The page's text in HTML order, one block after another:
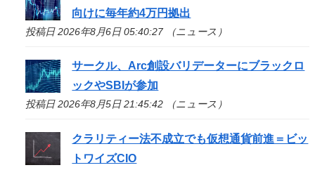
向けに毎年約4万円拠出
投稿日 2026年8月6日 05:40:27 （ニュース）
サークル、Arc創設バリデーターにブラックロ
ックやSBIが参加
投稿日 2026年8月5日 21:45:42 （ニュース）
クラリティー法不成立でも仮想通貨前進＝ビッ
トワイズCIO